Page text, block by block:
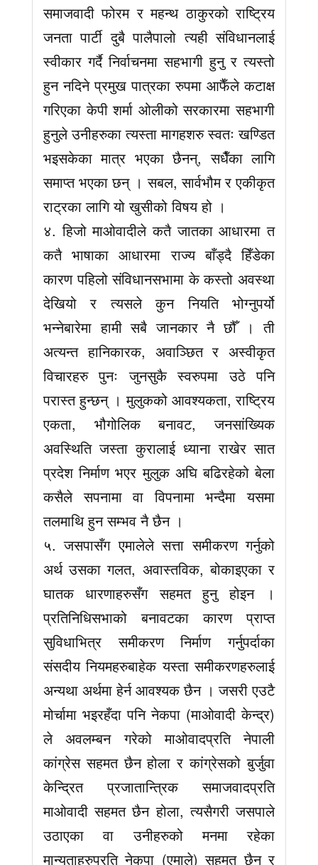
समाजवादी फोरम र महन्थ ठाकुरको राष्ट्रिय
जनता पार्टी दुबै पालैपालो त्यही संविधानलाई
स्वीकार गर्दै निर्वाचनमा सहभागी हुनु र त्यस्तो
हुन नदिने प्रमुख पात्रका रुपमा आफैँले कटाक्ष
गरिएका केपी शर्मा ओलीको सरकारमा सहभागी
हुनुले उनीहरुका त्यस्ता मागहशरु स्वतः खण्डित
भइसकेका मात्र भएका छैनन्, सधैँका लागि
समाप्त भएका छन् । सबल, सार्वभौम र एकीकृत
राट्रका लागि यो खुसीको विषय हो ।
४. हिजो माओवादीले कतै जातका आधारमा त
कतै भाषाका आधारमा राज्य बाँड्दै हिँडेका
कारण पहिलो संविधानसभामा के कस्तो अवस्था
देखियो र त्यसले कुन नियति भोग्नुपर्यो
भन्नेबारेमा हामी सबै जानकार नै छौँ । ती
अत्यन्त हानिकारक, अवाञ्छित र अस्वीकृत
विचारहरु पुनः जुनसुकै स्वरुपमा उठे पनि
परास्त हुन्छन् । मुलुकको आवश्यकता, राष्ट्रिय
एकता, भौगोलिक बनावट, जनसांख्यिक
अवस्थिति जस्ता कुरालाई ध्याना राखेर सात
प्रदेश निर्माण भएर मुलुक अघि बढिरहेको बेला
कसैले सपनामा वा विपनामा भन्दैमा यसमा
तलमाथि हुन सम्भव नै छैन ।
५. जसपासँग एमालेले सत्ता समीकरण गर्नुको
अर्थ उसका गलत, अवास्तविक, बोकाइएका र
घातक धारणाहरुसँग सहमत हुनु होइन ।
प्रतिनिधिसभाको बनावटका कारण प्राप्त
सुविधाभित्र समीकरण निर्माण गर्नुपर्दाका
संसदीय नियमहरुबाहेक यस्ता समीकरणहरुलाई
अन्यथा अर्थमा हेर्न आवश्यक छैन । जसरी एउटै
मोर्चामा भइरहँदा पनि नेकपा (माओवादी केन्द्र)
ले अवलम्बन गरेको माओवादप्रति नेपाली
कांग्रेस सहमत छैन होला र कांग्रेसको बुर्जुवा
केन्द्रित प्रजातान्त्रिक समाजवादप्रति
माओवादी सहमत छैन होला, त्यसैगरी जसपाले
उठाएका वा उनीहरुको मनमा रहेका
मान्यताहरुप्रति नेकपा (एमाले) सहमत छैन र